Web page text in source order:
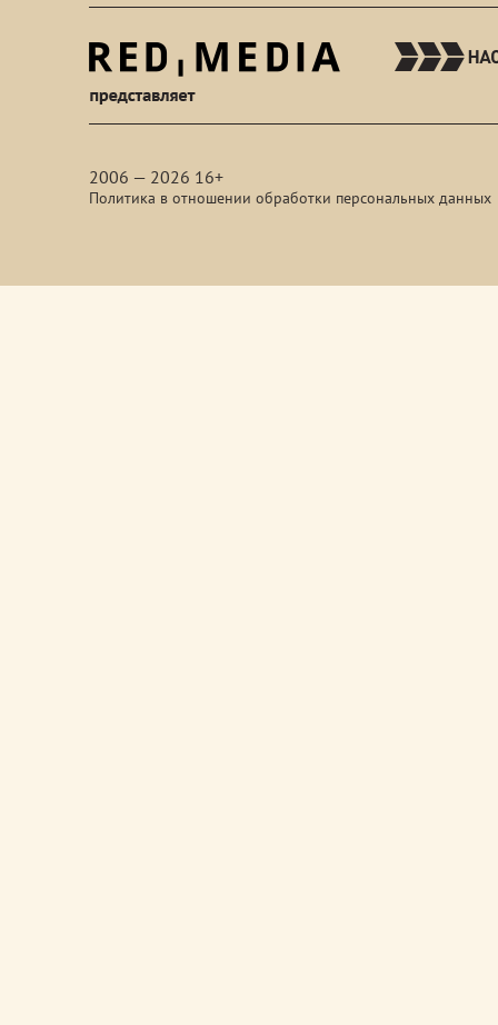
2006 — 2026 16+
Политика в отношении обработки персональных данных